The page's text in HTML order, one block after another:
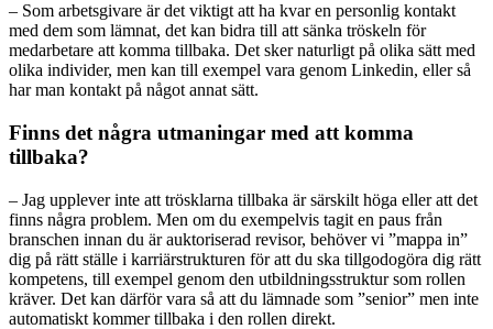
– Som arbetsgivare är det viktigt att ha kvar en personlig kontakt
med dem som lämnat, det kan bidra till att sänka tröskeln för
medarbetare att komma tillbaka. Det sker naturligt på olika sätt med
olika individer, men kan till exempel vara genom Linkedin, eller så
har man kontakt på något annat sätt.
Finns det några utmaningar med att komma
tillbaka?
– Jag upplever inte att trösklarna tillbaka är särskilt höga eller att det
finns några problem. Men om du exempelvis tagit en paus från
branschen innan du är auktoriserad revisor, behöver vi ”mappa in”
dig på rätt ställe i karriärstrukturen för att du ska tillgodogöra dig rätt
kompetens, till exempel genom den utbildningsstruktur som rollen
kräver. Det kan därför vara så att du lämnade som ”senior” men inte
automatiskt kommer tillbaka i den rollen direkt.